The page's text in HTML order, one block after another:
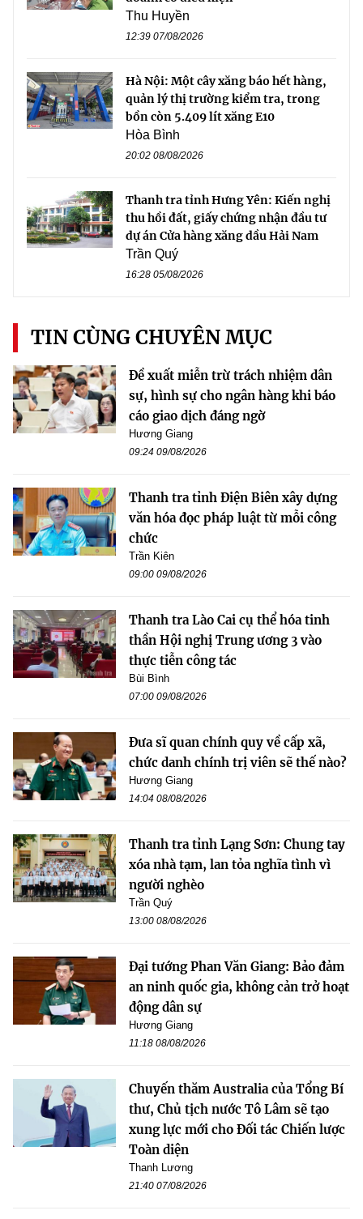
Thu Huyền
12:39 07/08/2026
Hà Nội: Một cây xăng báo hết hàng,
quản lý thị trường kiểm tra, trong
bồn còn 5.409 lít xăng E10
Hòa Bình
20:02 08/08/2026
Thanh tra tỉnh Hưng Yên: Kiến nghị
thu hồi đất, giấy chứng nhận đầu tư
dự án Cửa hàng xăng dầu Hải Nam
Trần Quý
16:28 05/08/2026
TIN CÙNG CHUYÊN MỤC
Đề xuất miễn trừ trách nhiệm dân
sự, hình sự cho ngân hàng khi báo
cáo giao dịch đáng ngờ
Hương Giang
09:24 09/08/2026
Thanh tra tỉnh Điện Biên xây dựng
văn hóa đọc pháp luật từ mỗi công
chức
Trần Kiên
09:00 09/08/2026
Thanh tra Lào Cai cụ thể hóa tinh
thần Hội nghị Trung ương 3 vào
thực tiễn công tác
Bùi Bình
07:00 09/08/2026
Đưa sĩ quan chính quy về cấp xã,
chức danh chính trị viên sẽ thế nào?
Hương Giang
14:04 08/08/2026
Thanh tra tỉnh Lạng Sơn: Chung tay
xóa nhà tạm, lan tỏa nghĩa tình vì
người nghèo
Trần Quý
13:00 08/08/2026
Đại tướng Phan Văn Giang: Bảo đảm
an ninh quốc gia, không cản trở hoạt
động dân sự
Hương Giang
11:18 08/08/2026
Chuyến thăm Australia của Tổng Bí
thư, Chủ tịch nước Tô Lâm sẽ tạo
xung lực mới cho Đối tác Chiến lược
Toàn diện
Thanh Lương
21:40 07/08/2026